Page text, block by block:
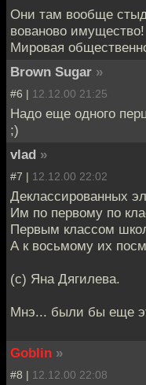
Они там вообще
вованово имущество!
Мировая
Brown Sugar »
#6 | 12.12.00 21:25
Надо еще одного
;)
vlad »
#7 | 12.12.00 22:02
Деклассированных
Им по первому по
Первым классом
А к восьмому их
(с) Яна Дягилева.
Мнэ... были бы еще
Goblin »
#8 | 12.12.00 22:08